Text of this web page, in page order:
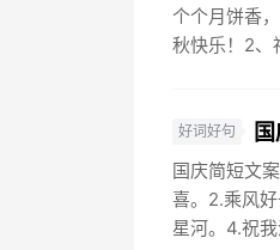
个个月饼香
秋快乐！2、
好词好句
国庆简短文
喜。2.乘风
星河。4.祝